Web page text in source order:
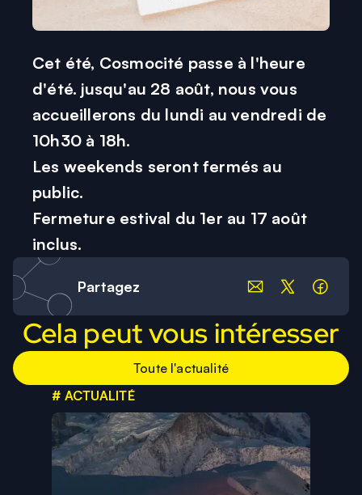
Cet été, Cosmocité passe à l'heure
d'été. jusqu'au 28 août, nous vous
accueillerons du lundi au vendredi de
10h30 à 18h.
Les weekends seront fermés au
public.
Fermeture estival du 1er au 17 août
Partagez
Cela peut vous intéresser
Toute l'actualité
# ACTUALITÉ